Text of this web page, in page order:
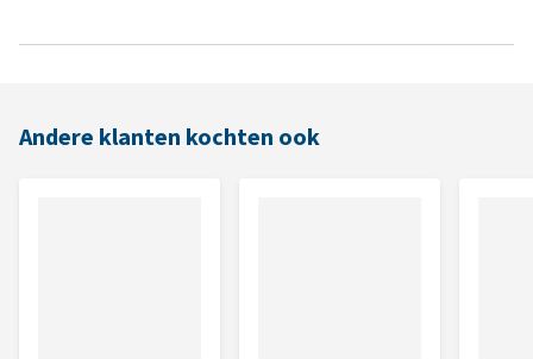
Andere klanten kochten ook